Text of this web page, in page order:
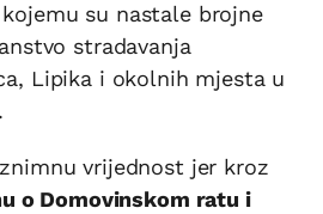
su nastale brojne
stradavanja
Lipika i okolnih mjesta u
vrijednost jer kroz
o Domovinskom ratu i